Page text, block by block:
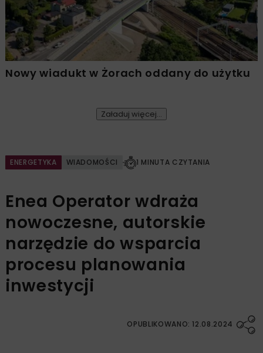
Nowy wiadukt w Żorach oddany do użytku
Załaduj więcej...
ENERGETYKA WIADOMOŚCI 1 MINUTA CZYTANIA
Enea Operator wdraża
nowoczesne, autorskie
narzędzie do wsparcia
procesu planowania
inwestycji
OPUBLIKOWANO: 12.08.2024